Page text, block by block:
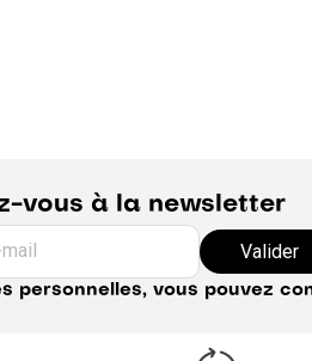
vous à la newsletter
Valider
personnelles, vous pouvez